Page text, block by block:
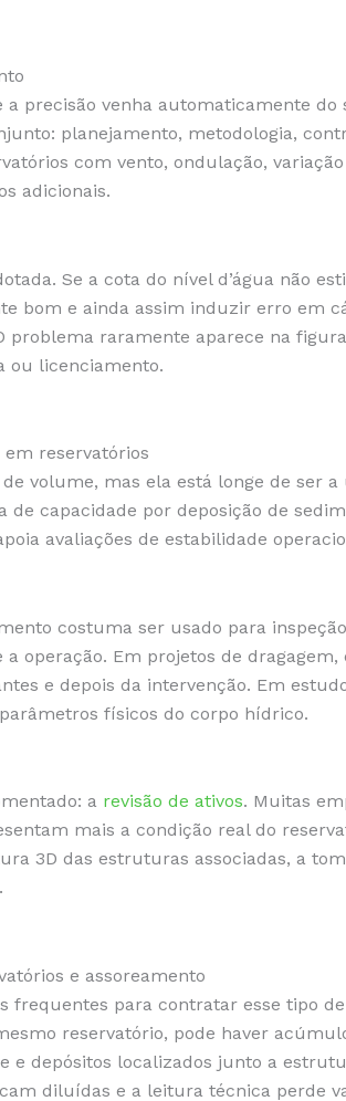
precisão venha automaticamente do
planejamento, metodologia,
com vento, ondulação,
adicionais.
Se a cota do nível d’água não
bom e ainda assim induzir erro em
problema raramente aparece na
ou licenciamento.
reservatórios
volume, mas ela está longe de ser
capacidade por deposição de
avaliações de estabilidade
costuma ser usado para
operação. Em projetos de
e depois da intervenção. Em
físicos do corpo hídrico.
a revisão de ativos. Muitas
mais a condição real do
3D das estruturas associadas, a
e assoreamento
frequentes para contratar esse tipo
reservatório, pode haver
e depósitos localizados junto a
diluídas e a leitura técnica perde